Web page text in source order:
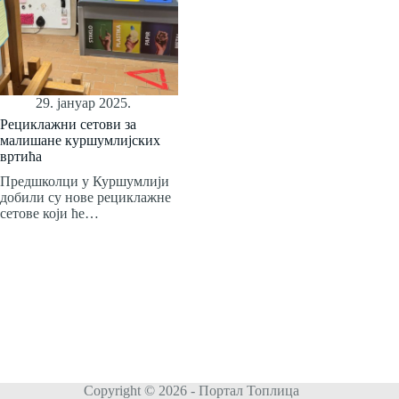
29. јануар 2025.
Рециклажни сетови за
малишане куршумлијских
вртића
Предшколци у Куршумлији
добили су нове рециклажне
сетове који ће…
Copyright © 2026 - Портал Топлица